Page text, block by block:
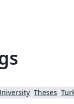
Theses